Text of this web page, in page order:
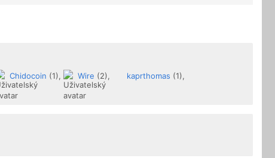
Chidocoin (1), Wire (2), kaprthomas (1),